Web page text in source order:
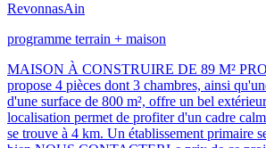
RevonnasAin
programme terrain + maison
MAISON À CONSTRUIRE DE 89 M²
propose 4 pièces dont 3 chambres, ainsi
d'une surface de 800 m², offre un bel
localisation permet de profiter d'un cadre
se trouve à 4 km. Un établissement primaire